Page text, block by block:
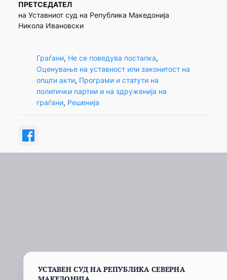
ПРЕТСЕДАТЕЛ
на Уставниот суд на Република Македонија
Никола Ивановски
Граѓани, Не се поведува постапка
Оценување на уставност или законитост на
општи акти, Програми и статути на
политички партии и на здруженија на
граѓани, Решенија
УСТАВЕН СУД НА РЕПУБЛИКА СЕВЕРНА